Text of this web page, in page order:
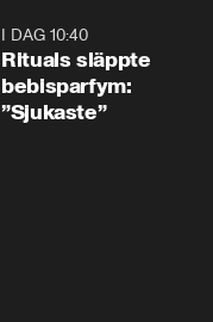
I DAG 10:40
Rituals släppte
bebisparfym:
”Sjukaste”